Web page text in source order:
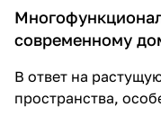
современному
В ответ на
пространства,